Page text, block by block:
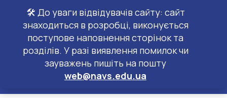
🛠️ До уваги відвідувачів сайту: сайт
знаходиться в розробці, виконується
поступове наповнення сторінок та
розділів. У разі виявлення помилок чи
зауважень пишіть на пошту
web@navs.edu.ua